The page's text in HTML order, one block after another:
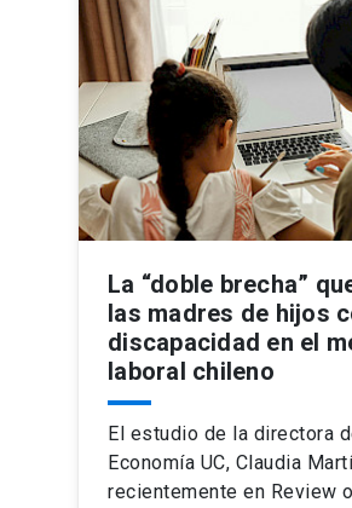
La “doble brecha”
las madres de hijos
discapacidad en el
laboral chileno
El estudio de la directora
Economía UC, Claudia
recientemente en Review